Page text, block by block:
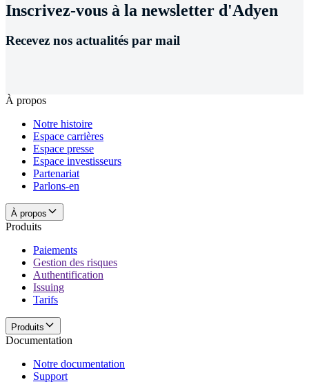
Inscrivez-vous à la newsletter d'Adyen
Recevez nos actualités par mail
À propos
Notre histoire
Espace carrières
Espace presse
Espace investisseurs
Partenariat
Parlons-en
À propos
Produits
Paiements
Gestion des risques
Authentification
Issuing
Tarifs
Produits
Documentation
Notre documentation
Support